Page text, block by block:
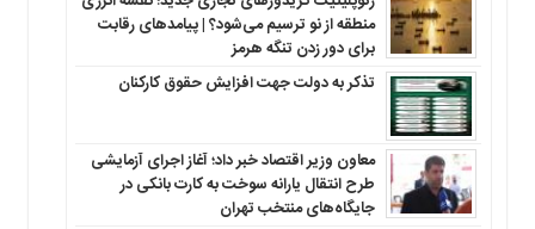
منطقه‌ از نو ترسیم می‌شود؟ | پیامدهای رقابت
برای دور زدن تنگه هرمز
تذکر به دولت جهت افزایش حقوق کارکنان ‌
معاون وزیر اقتصاد خبر داد؛ آغاز اجرای آزمایشی
طرح انتقال یارانه سوخت به کارت بانکی در
جایگاه‌های منتخب تهران